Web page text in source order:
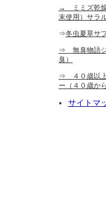
→ ミミズ乾燥
末使用）サラ
⇒冬虫夏草サ
⇒ 無臭物語ジ
臭）
⇒ ４０歳以上
ー（４０歳か
サイトマ